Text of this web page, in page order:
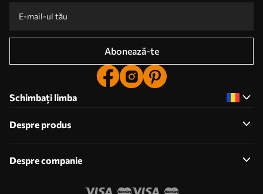
Abonează-te
Schimbați limba
Despre produs
Despre companie